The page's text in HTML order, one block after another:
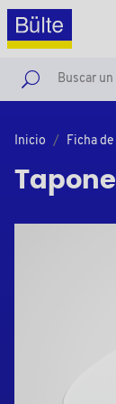
Inicio Ficha